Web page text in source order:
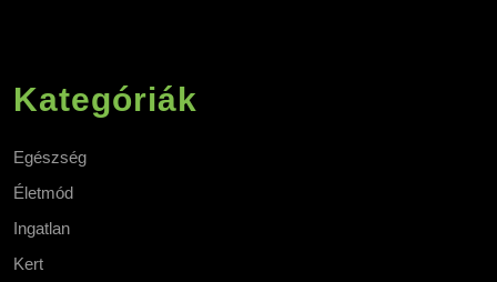
Kategóriák
Egészség
Életmód
Ingatlan
Kert